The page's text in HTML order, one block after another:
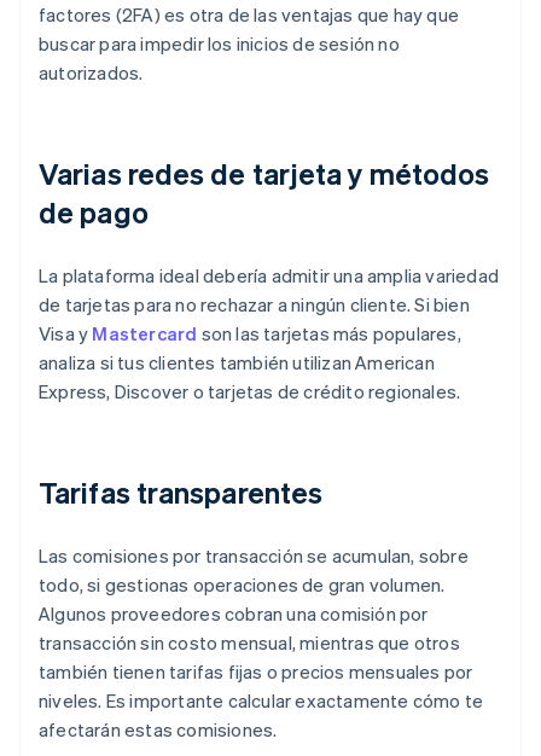
factores (2FA) es otra de las ventajas que hay que
buscar para impedir los inicios de sesión no
autorizados.
Varias redes de tarjeta y métodos
de pago
La plataforma ideal debería admitir una amplia variedad
de tarjetas para no rechazar a ningún cliente. Si bien
Visa y Mastercard son las tarjetas más populares,
analiza si tus clientes también utilizan American
Express, Discover o tarjetas de crédito regionales.
Tarifas transparentes
Las comisiones por transacción se acumulan, sobre
todo, si gestionas operaciones de gran volumen.
Algunos proveedores cobran una comisión por
transacción sin costo mensual, mientras que otros
también tienen tarifas fijas o precios mensuales por
niveles. Es importante calcular exactamente cómo te
afectarán estas comisiones.